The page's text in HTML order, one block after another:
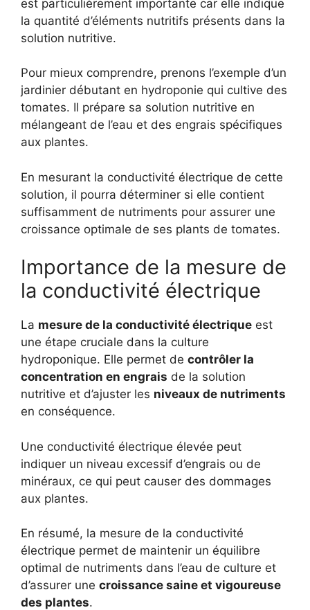
est particulièrement importante car elle indique
la quantité d’éléments nutritifs présents dans la
solution nutritive.
Pour mieux comprendre, prenons l’exemple d’un
jardinier débutant en hydroponie qui cultive des
tomates. Il prépare sa solution nutritive en
mélangeant de l’eau et des engrais spécifiques
aux plantes.
En mesurant la conductivité électrique de cette
solution, il pourra déterminer si elle contient
suffisamment de nutriments pour assurer une
croissance optimale de ses plants de tomates.
Importance de la mesure de
la conductivité électrique
La mesure de la conductivité électrique est
une étape cruciale dans la culture
hydroponique. Elle permet de contrôler la
concentration en engrais de la solution
nutritive et d’ajuster les niveaux de nutriments
en conséquence.
Une conductivité électrique élevée peut
indiquer un niveau excessif d’engrais ou de
minéraux, ce qui peut causer des dommages
aux plantes.
En résumé, la mesure de la conductivité
électrique permet de maintenir un équilibre
optimal de nutriments dans l’eau de culture et
d’assurer une croissance saine et vigoureuse
des plantes.